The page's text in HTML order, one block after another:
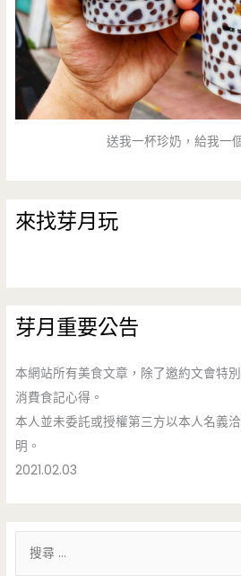
送我一杯珍奶，給我一
來找芽月玩
芽月重要公告
本網站所有美食文章，除了邀約文會特
消費食記心得。
本人並未委託或授權第三方以本人名義
明。
2021.02.03